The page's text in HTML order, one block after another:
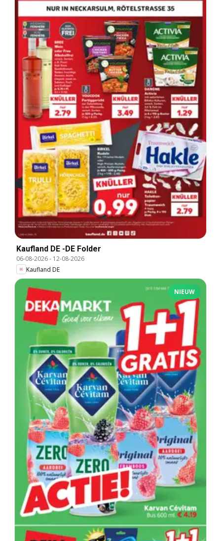
Kaufland DE -DE Folder
06-08-2026- 12-08-2026
Kaufland DE
NIEUW